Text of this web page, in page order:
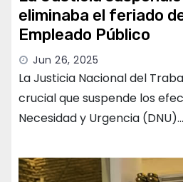
eliminaba el feriado
Empleado Público
Jun 26, 2025
La Justicia Nacional del
crucial que suspende los
Necesidad y Urgencia (DNU)…